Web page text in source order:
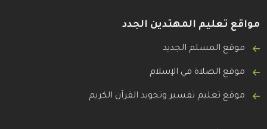
مواقع تعليم المهتدين الجدد
موقع المسلم الجديد
موقع الصلاة في الإسلام
موقع تعليم تفسير وتجويد القرآن الكريم